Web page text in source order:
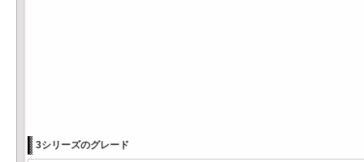
3シリーズのグレード